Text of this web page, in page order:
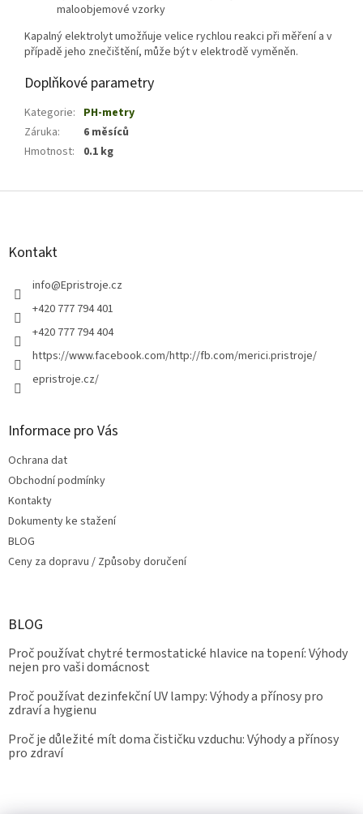
maloobjemové vzorky
Kapalný elektrolyt umožňuje velice rychlou reakci při měření a v
případě jeho znečištění, může být v elektrodě vyměněn.
Doplňkové parametry
Kategorie: PH-metry
Záruka:
6 měsíců
Hmotnost: 0.1 kg
Z
Kontakt
info@Epristroje.cz
+420 777 794 401
+420 777 794 404
https://www.facebook.com/http://fb.com/merici.pristroje/
epristroje.cz/
Informace pro Vás
Ochrana dat
Obchodní podmínky
Kontakty
Dokumenty ke stažení
BLOG
Ceny za dopravu / Způsoby doručení
BLOG
Proč používat chytré termostatické hlavice na topení: Výhody
nejen pro vaši domácnost
Proč používat dezinfekční UV lampy: Výhody a přínosy pro
zdraví a hygienu
Proč je důležité mít doma čističku vzduchu: Výhody a přínosy
pro zdraví